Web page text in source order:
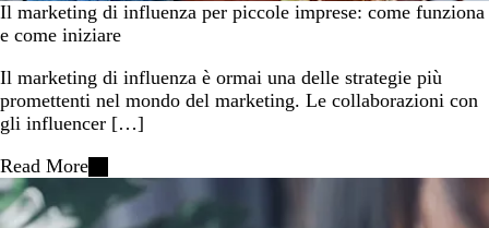
Il marketing di influenza per piccole imprese: come funziona
e come iniziare
Il marketing di influenza è ormai una delle strategie più
promettenti nel mondo del marketing. Le collaborazioni con
gli influencer […]
Read More